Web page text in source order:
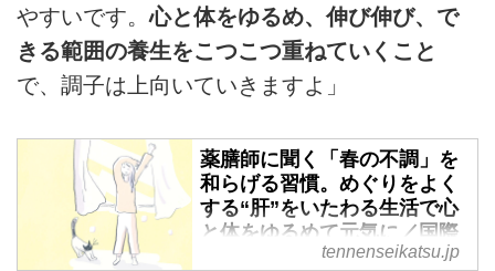
やすいです。心と体をゆるめ、伸び伸び、で
きる範囲の養生をこつこつ重ねていくこと
で、調子は上向いていきますよ」
薬膳師に聞く「春の不調」を
和らげる習慣。めぐりをよく
する“肝”をいたわる生活で心
と体をゆるめて元気に／国際
中医薬膳師・久保奈穂実さん
tennenseikatsu.jp